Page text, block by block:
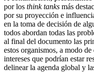
por los think tanks más
por su proyección e
en la toma de decisión de
todos abordan todas las
al final del documento las
estos organismos, a modo
intereses que podrían estar
delinear la agenda global y